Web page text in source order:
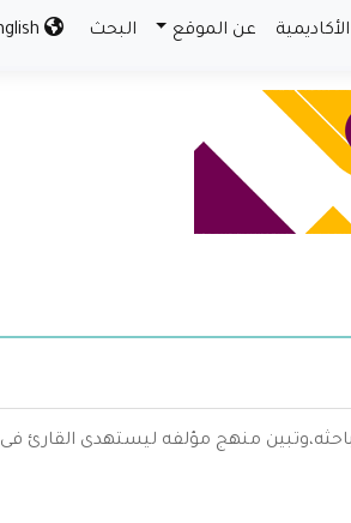
الأكاديمية عن الموقع البحث
منهج مؤلفه ليستهدى القارئ فى